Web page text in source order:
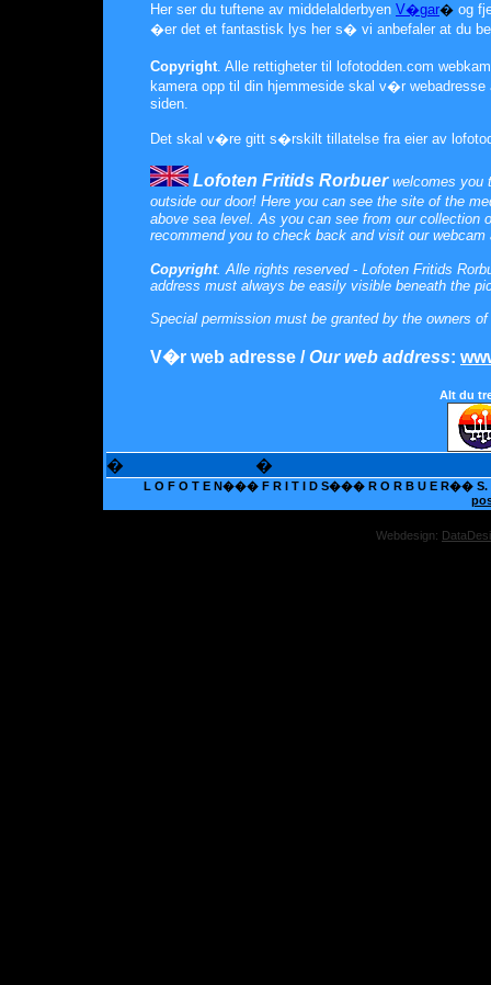
Her ser du tuftene av middelalderbyen V�gar� og
�er det et fantastisk lys her s� vi anbefaler at du
Copyright. Alle rettigheter til lofotodden.com
kamera opp til din hjemmeside skal v�r
siden.
Det skal v�re gitt s�rskilt tillatelse fra eier av
Lofoten Fritids Rorbuer welcomes you
outside our door! Here you can see the site of the
above sea level.As you can see from our collection
recommend you to check back and visit our
Copyright. Alle rights reserved - Lofoten Fritids
address must always be easily visible beneath the
Special permission must be granted by the owners
V�r web adresse /Our web address:
Alt du
� �
L O F O T E N��� F R I T I D S��� R O R B U E R�� S.
Webdesign: